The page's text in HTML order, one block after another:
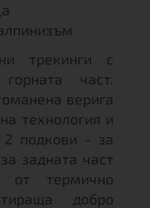
трекинги с
част.
верига
технология и
подкови - за
задната част
от термично
добро